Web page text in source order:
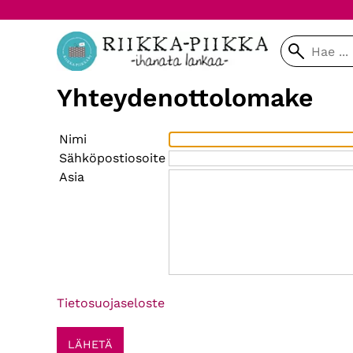
Yhteydenottolomake
Nimi
Sähköpostiosoite
Asia
Tietosuojaseloste